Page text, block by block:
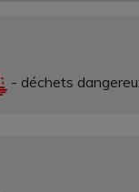
- déchets